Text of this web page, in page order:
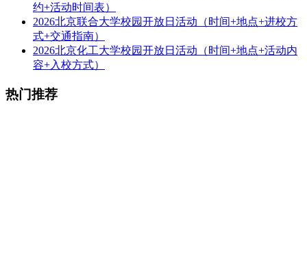
约+活动时间表）
2026北京联合大学校园开放日活动（时间+地点+进校方
式+交通指南）
2026北京化工大学校园开放日活动（时间+地点+活动内
容+入校方式）
热门推荐